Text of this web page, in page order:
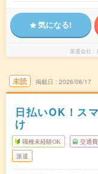
気になる!
派遣会社
未読 掲載日 2026/06/17
日払いOK！ス
け
職種未経験OK 交通
派遣